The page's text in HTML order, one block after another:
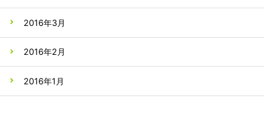
2016年3月
2016年2月
2016年1月